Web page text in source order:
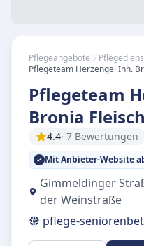
Pflegeangebote
Pflegeteam
Bronia
4.4· 7 Bewertungen
Mit Anbieter-Website
Gimmeldinger
der Weinstraße
pflege-